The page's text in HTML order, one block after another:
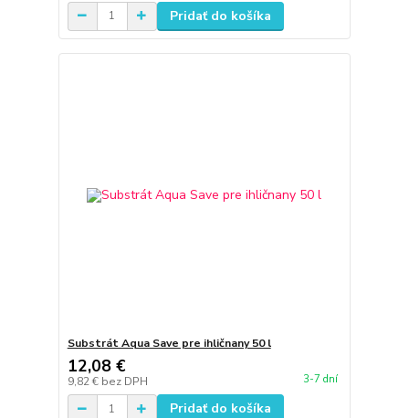
Pridať do košíka
Substrát Aqua Save pre ihličnany 50 l
12,08 €
9,82 € bez DPH 3-7 dní
Pridať do košíka